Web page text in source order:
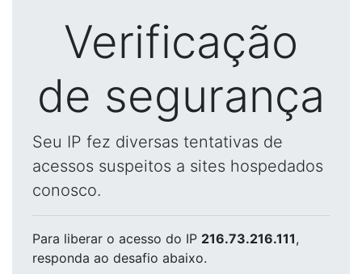
Verificação
de segurança
Seu IP fez diversas tentativas de
acessos suspeitos a sites hospedados
conosco.
Para liberar o acesso do IP 216.73.216.111,
responda ao desafio abaixo.